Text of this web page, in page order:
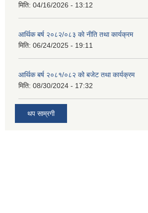
मिति: 04/16/2026 - 13:12
आर्थिक बर्ष २०८२/०८३ काे नीति तथा कार्यक्रम
मिति: 06/24/2025 - 19:11
आर्थिक बर्ष २०८१/०८२ को बजेट तथा कार्यक्रम
मिति: 08/30/2024 - 17:32
थप साम्रगी